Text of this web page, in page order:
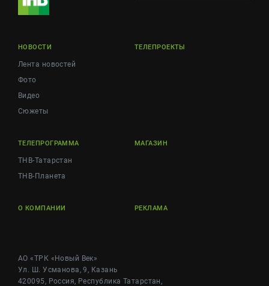
НОВОСТИ
Лента новостей
Фото
Видео
Сюжеты
ТЕЛЕПРОЕКТЫ
ТЕЛЕПРОГРАММА
ТНВ-Татарстан
ТНВ-Планета
МАГАЗИН
О КОМПАНИИ РЕКЛАМА
АО «ТРК «Новый Век»
Ул. Ш. Усманова, 9, Казань
420095, Россия, Республика Татарстан,